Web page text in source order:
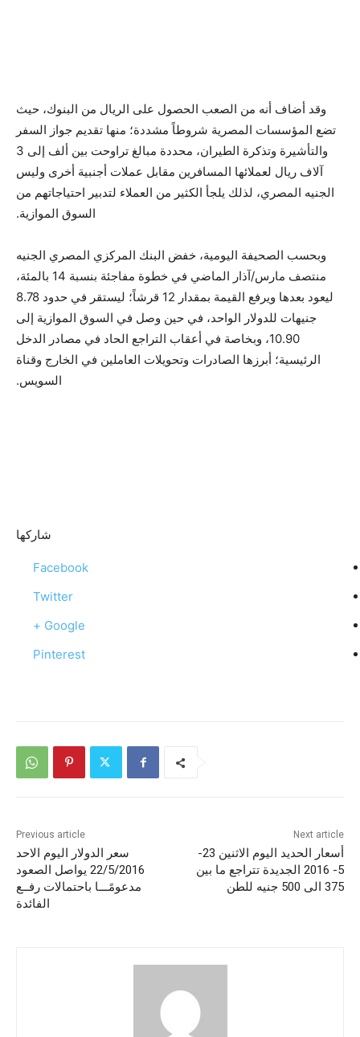
وقد أضاف أنه من الصعب الحصول على الريال من البنوك، حيث
تضع المؤسسات المصرية شروطاً مشددة؛ منها تقديم جواز السفر
والتأشيرة وتذكرة الطيران، محددة مبالغ تراوحت بين ألف إلى 3
آلاف ريال لعملائها المسافرين مقابل عملات أجنبية أخرى وليس
الجنيه المصري، لذلك يلجأ الكثير من العملاء لتدبير احتياجاتهم من
السوق الموازية.
وبحسب الصحيفة اليومية، خفض البنك المركزي المصري الجنيه
منتصف مارس/آذار الماضي في خطوة مفاجئة بنسبة 14 بالمئة،
ليعود بعدها ويرفع القيمة بمقدار 12 قرشاً؛ ليستقر في حدود 8.78
جنيهات للدولار الواحد، في حين وصل في السوق الموازية إلى
10.90، وبخاصة في أعقاب التراجع الحاد في مصادر الدخل
الرئيسية؛ أبرزها الصادرات وتحويلات العاملين في الخارج وقناة
السويس.
شاركها
Facebook
Twitter
Google +
Pinterest
Previous article
سعر الدولار اليوم الاحد
22/5/2016 يواصل الصعود
مدعومًـــا باحتمالات رفــع
الفائدة
Next article
أسعار الحديد اليوم الاثنين 23-
5- 2016 الجديدة تتراجع ما بين
375 الى 500 جنيه للطن